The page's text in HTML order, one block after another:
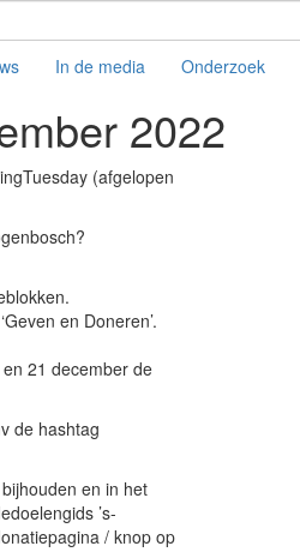
In de media Onderzoek
2022
(afgelopen
en Doneren’.
21 december de
de hashtag
en in het
’s-
/ knop op